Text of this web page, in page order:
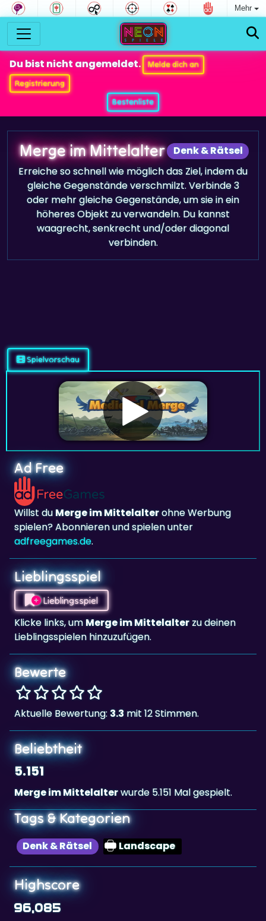
Mehr
Du bist nicht angemeldet.
Melde dich an
Registrierung
Bestenliste
Denk & Rätsel
Merge im Mittelalter
Erreiche so schnell wie möglich das Ziel, indem du
gleiche Gegenstände verschmilzt. Verbinde 3
oder mehr gleiche Gegenstände, um sie in ein
höheres Objekt zu verwandeln. Du kannst
waagrecht, senkrecht und/oder diagonal
verbinden.
Ad Free
Willst duMerge im Mittelalter
spielen? Abonnieren und spielen unter
adfreegames.de.
Lieblingsspiel
Lieblingsspiel
Klicke links, umMerge im Mittelalter
Lieblingsspielen hinzuzufügen.
Bewerte
Aktuelle Bewertung:
Beliebtheit
5.151
Merge im Mittelalter
Tags & Kategorien
Denk & Rätsel Landscape
Highscore
96,085
Der Highscore für dieses Spiel ist
vonBermuda3eck